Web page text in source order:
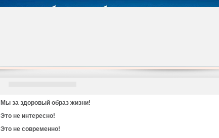
Мы за здоровый образ жизни!
Это не интересно!
Это не современно!